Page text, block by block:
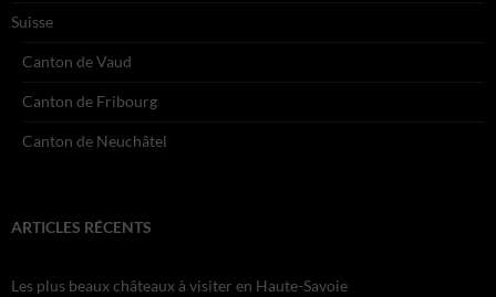
Suisse
Canton de Vaud
Canton de Fribourg
Canton de Neuchâtel
ARTICLES RÉCENTS
Les plus beaux châteaux à visiter en Haute-Savoie